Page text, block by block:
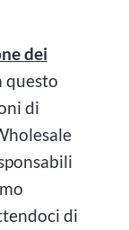
dei
questo
di
di